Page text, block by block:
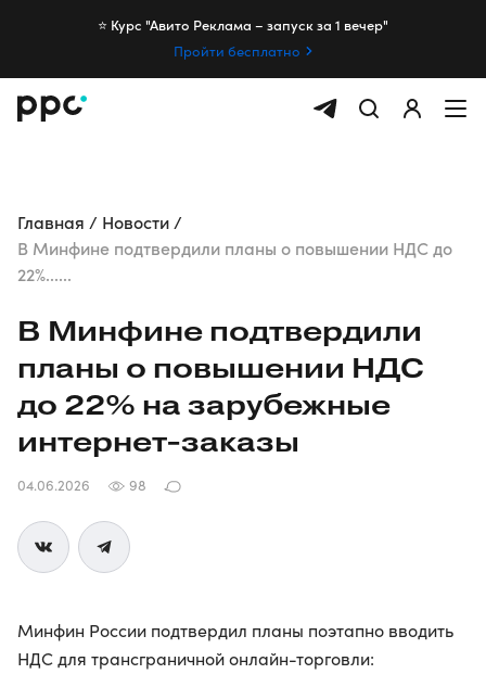
⭐️ Курс "Авито Реклама – запуск за 1 вечер"
Пройти бесплатно
Главная
Новости
В Минфине подтвердили планы о повышении НДС до
22%......
В Минфине подтвердили
планы о повышении НДС
до 22% на зарубежные
интернет-заказы
04.06.2026 98
Минфин России подтвердил планы поэтапно вводить
НДС для трансграничной онлайн-торговли: